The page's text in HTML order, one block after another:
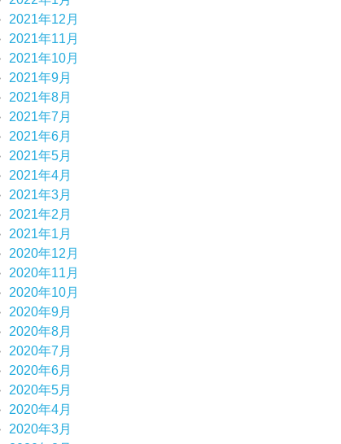
2021年12月
2021年11月
2021年10月
2021年9月
2021年8月
2021年7月
2021年6月
2021年5月
2021年4月
2021年3月
2021年2月
2021年1月
2020年12月
2020年11月
2020年10月
2020年9月
2020年8月
2020年7月
2020年6月
2020年5月
2020年4月
2020年3月